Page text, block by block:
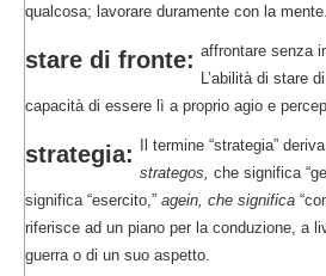
qualcosa; lavorare duramente con la mente.
stare di fronte: affrontare senza
L’abilità di stare
capacità di essere lì a proprio agio e
strategia: Il termine “strategia”
strategos, che significa
significa “esercito,” agein, che significa
riferisce ad un piano per la conduzione, a
guerra o di un suo aspetto.